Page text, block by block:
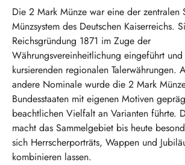
Die 2 Mark Münze war eine der zentralen
Münzsystem des Deutschen Kaiserreichs.
Reichsgründung 1871 im Zuge der
Währungsvereinheitlichung eingeführt
kursierenden regionalen Talerwährungen.
andere Nominale wurde die 2 Mark
Bundesstaaten mit eigenen Motiven
beachtlichen Vielfalt an Varianten führte.
macht das Sammelgebiet bis heute
sich Herrscherporträts, Wappen und
kombinieren lassen.